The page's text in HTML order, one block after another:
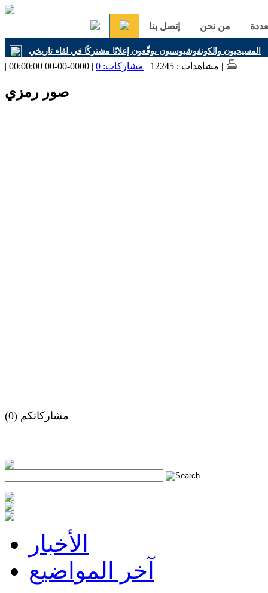
من نحن إتصل بنا
المسيحيون والكونفوشيوسيون يوقّعون إعلانًا مشتركًا في لقاء تاريخي
| مشاهدات : 12245 | مشاركات: 0 | 0000-00-00 00:00:00 |
صور رمزي
مشاركاتكم (0)
h
الأخبار
آخر المواضيع